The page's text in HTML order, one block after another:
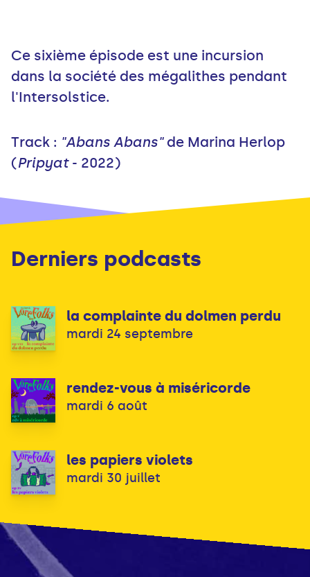
Ce sixième épisode est une incursion
dans la société des mégalithes pendant
l'Intersolstice.
Track : "Abans Abans"de Marina Herlop
(Pripyat- 2022)
Derniers podcasts
la complainte du dolmen perdu
mardi 24 septembre
rendez-vous à miséricorde
mardi 6 août
les papiers violets
mardi 30 juillet